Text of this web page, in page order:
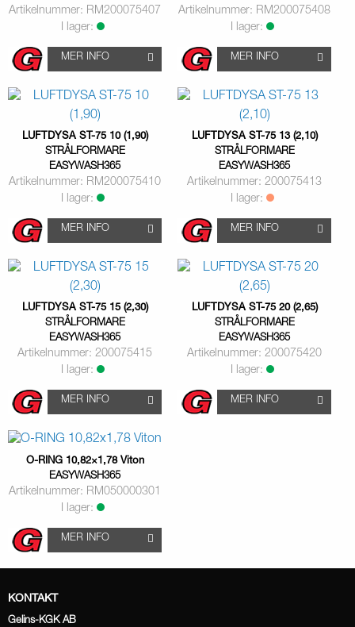
Artikelnummer: RM200075407
I lager:
MER INFO
Artikelnummer: RM200075408
I lager:
MER INFO
LUFTDYSA ST-75 10 (1,90)
STRÅLFORMARE
EASYWASH365
Artikelnummer: RM200075410
I lager:
MER INFO
LUFTDYSA ST-75 13 (2,10)
STRÅLFORMARE
EASYWASH365
Artikelnummer: 200075413
I lager:
MER INFO
LUFTDYSA ST-75 15 (2,30)
STRÅLFORMARE
EASYWASH365
Artikelnummer: 200075415
I lager:
MER INFO
LUFTDYSA ST-75 20 (2,65)
STRÅLFORMARE
EASYWASH365
Artikelnummer: 200075420
I lager:
MER INFO
O-RING 10,82×1,78 Viton
EASYWASH365
Artikelnummer: RM050000301
I lager:
MER INFO
KONTAKT
Gelins-KGK AB